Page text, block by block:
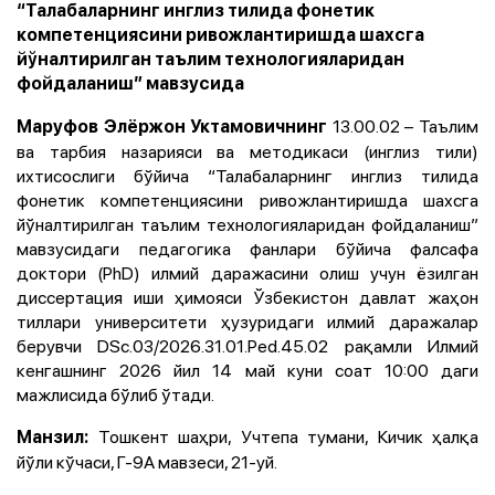
“Талабаларнинг инглиз тилида фонетик
компетенциясини ривожлантиришда шахсга
йўналтирилган таълим технологияларидан
фойдаланиш” мавзусида
Маруфов Элёржон Уктамовичнинг 13.00.02 – Таълим
ва тарбия назарияси ва методикаси (инглиз тили)
ихтисослиги бўйича “Талабаларнинг инглиз тилида
фонетик компетенциясини ривожлантиришда шахсга
йўналтирилган таълим технологияларидан фойдаланиш”
мавзусидаги педагогика фанлари бўйича фалсафа
доктори (PhD) илмий даражасини олиш учун ёзилган
диссертация иши ҳимояси Ўзбекистон давлат жаҳон
тиллари университети ҳузуридаги илмий даражалар
берувчи DSc.03/2026.31.01.Ped.45.02 рақамли Илмий
кенгашнинг 2026 йил 14 май куни соат 10:00 даги
мажлисида бўлиб ўтади.
Манзил: Тошкент шаҳри, Учтепа тумани, Кичик ҳалқа
йўли кўчаси, Г-9А мавзеси, 21-уй.